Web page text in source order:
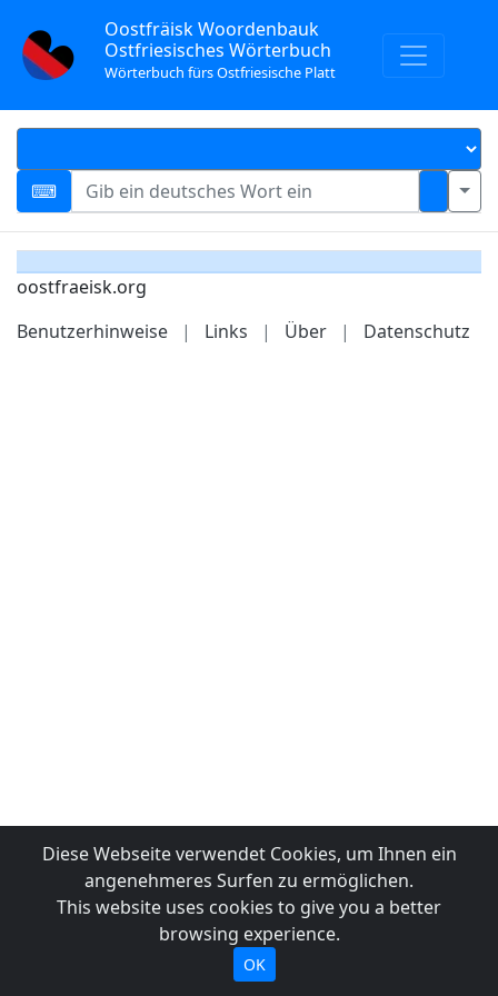
Oostfräisk Woordenbauk
Ostfriesisches Wörterbuch
Wörterbuch fürs Ostfriesische Platt
oostfraeisk.org
Benutzerhinweise
| Links | Über | Datenschutz
Diese Webseite verwendet Cookies, um Ihnen ein
angenehmeres Surfen zu ermöglichen.
This website uses cookies to give you a better
browsing experience.
OK